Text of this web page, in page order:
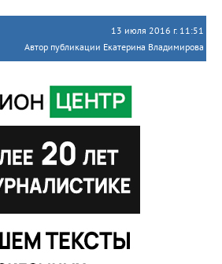
13 июля 2016 г. 11:51
Автор публикации Екатерина Владимирова